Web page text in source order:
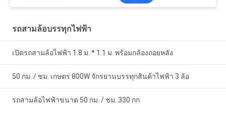
รถสามล้อบรรทุกไฟฟ้า
เปิดรถสามล้อไฟฟ้า 1.8 ม. * 1.1 ม. พร้อมกล้องถอยหลัง
50 กม. / ชม. เกษตร 800W จักรยานบรรทุกสินค้าไฟฟ้า 3 ล้อ
รถสามล้อไฟฟ้าขนาด 50 กม. / ชม. 330 กก